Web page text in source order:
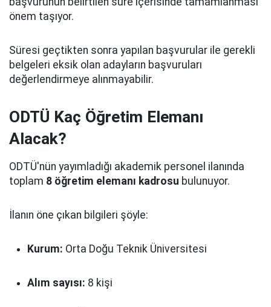
önem taşıyor.
Süresi geçtikten sonra yapılan başvurular ile gerekli
belgeleri eksik olan adayların başvuruları
değerlendirmeye alınmayabilir.
ODTÜ Kaç Öğretim Elemanı
Alacak?
ODTÜ'nün yayımladığı akademik personel ilanında
toplam 8 öğretim elemanı kadrosu bulunuyor.
İlanın öne çıkan bilgileri şöyle:
Kurum: Orta Doğu Teknik Üniversitesi
Alım sayısı: 8 kişi